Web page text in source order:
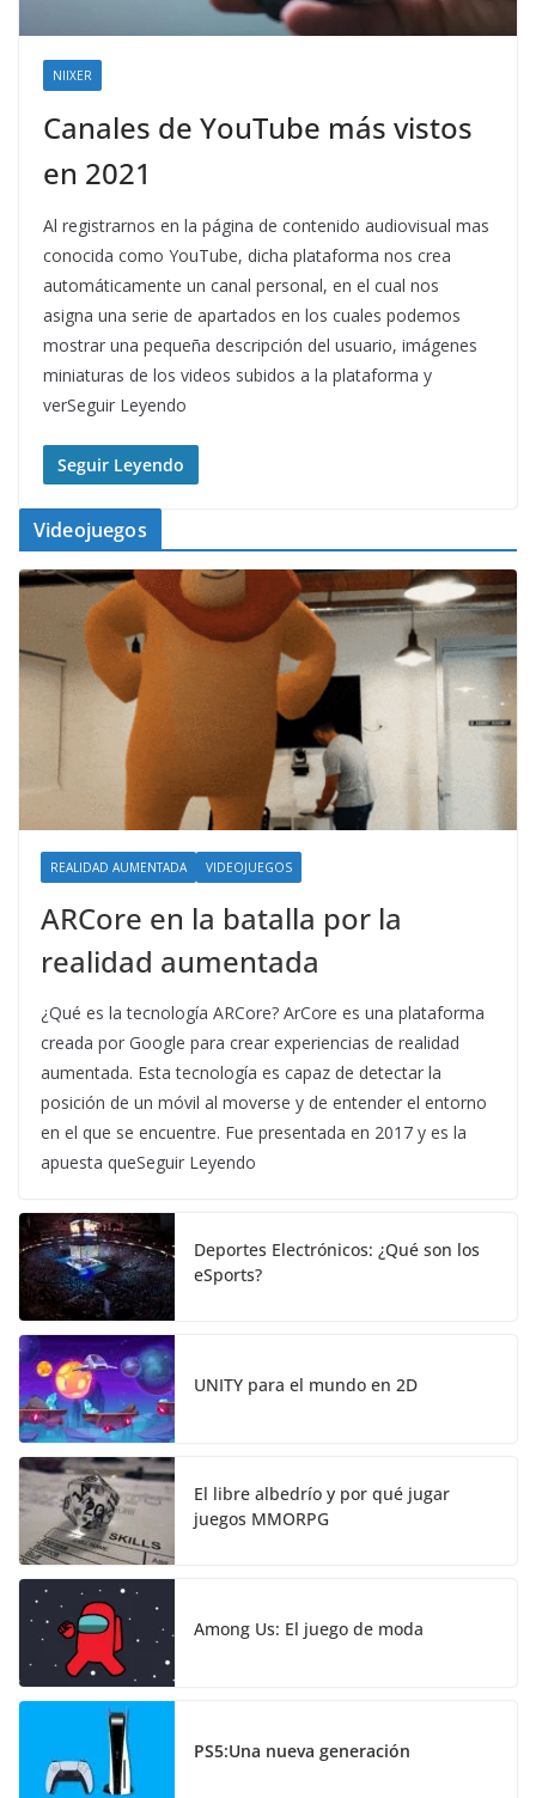
NIIXER
Canales de YouTube más vistos
en 2021
Al registrarnos en la página de contenido audiovisual mas
conocida como YouTube, dicha plataforma nos crea
automáticamente un canal personal, en el cual nos
asigna una serie de apartados en los cuales podemos
mostrar una pequeña descripción del usuario, imágenes
miniaturas de los videos subidos a la plataforma y
verSeguir Leyendo
Seguir Leyendo
Videojuegos
REALIDAD AUMENTADA VIDEOJUEGOS
ARCore en la batalla por la
realidad aumentada
¿Qué es la tecnología ARCore? ArCore es una plataforma
creada por Google para crear experiencias de realidad
aumentada. Esta tecnología es capaz de detectar la
posición de un móvil al moverse y de entender el entorno
en el que se encuentre. Fue presentada en 2017 y es la
apuesta queSeguir Leyendo
Deportes Electrónicos: ¿Qué son los
eSports?
UNITY para el mundo en 2D
El libre albedrío y por qué jugar
juegos MMORPG
Among Us: El juego de moda
PS5:Una nueva generación